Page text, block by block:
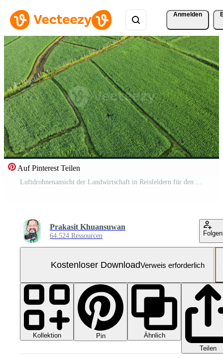
Anmelden
Auf Pinterest Teilen
Luftdrohnenansicht der Landwirtschaft in Reisfeldern für den Anbau. Tagesflug über die grünen Reisfelder. kleine Hütten in den Reisfeldern. natürlich der texturhintergrund. Kostenloses Video
Prakasit Khuansuwan
64.524 Ressourcen Folgen
Kostenloser DownloadVerweis erforderlich
Kollektion Pin
Ähnlich
Teilen